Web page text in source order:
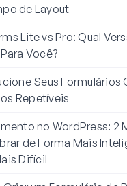
de Layout
Lite vs Pro: Qual
Você?
Seus Formulários
Repetíveis
no WordPress: 2
de Forma Mais
Difícil